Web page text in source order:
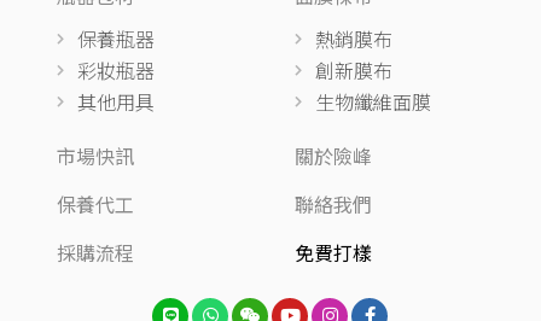
保養瓶器
彩妝瓶器
其他用具
熱銷膜布
創新膜布
生物纖維面膜
市場快訊
保養代工
採購流程
關於險峰
聯絡我們
免費打樣